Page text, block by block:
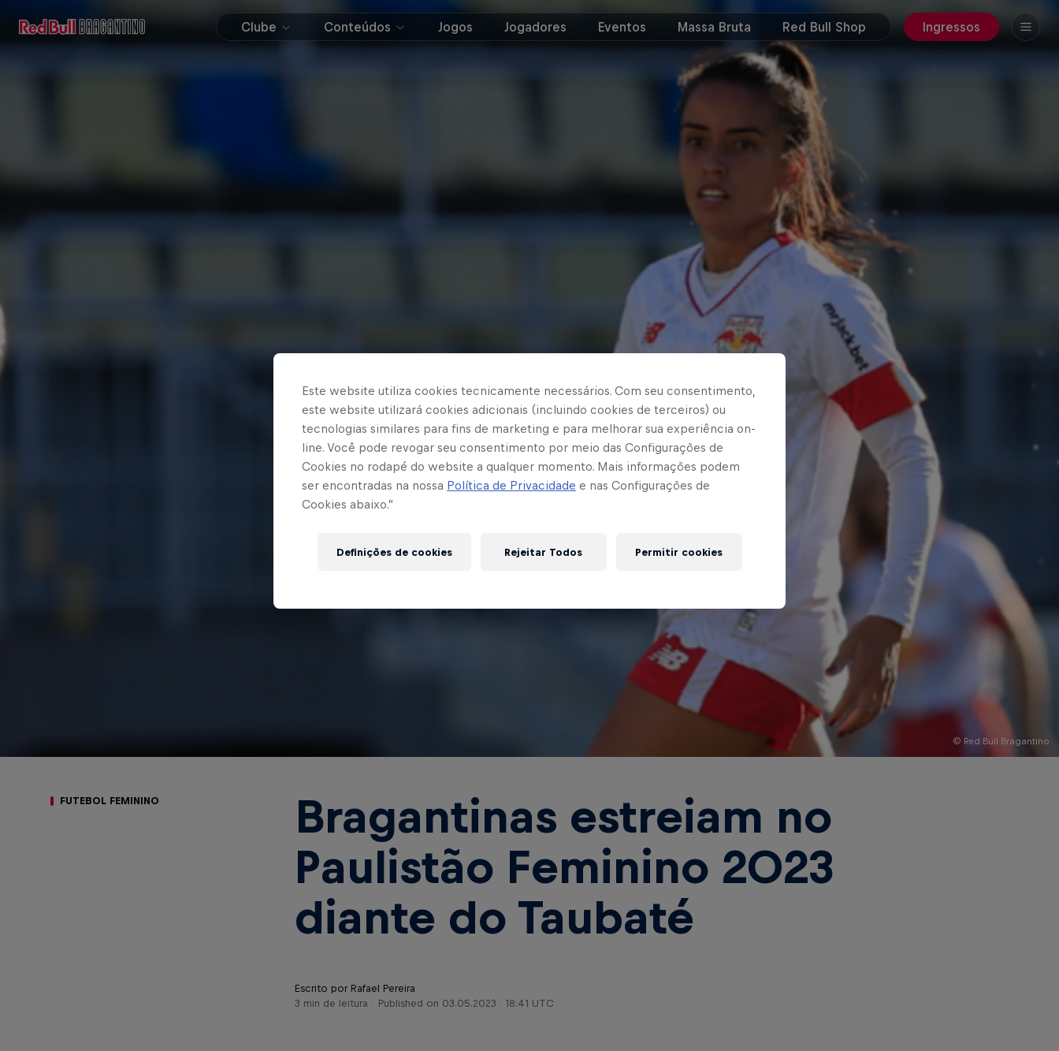
Clube Conteúdos Jogos Jogadores Eventos Massa Bruta Red Bull Shop Ingressos
© Red Bull Bragantino
FUTEBOL FEMININO
Bragantinas estreiam no
Paulistão Feminino 2023
diante do Taubaté
Escrito por Rafael Pereira
3 min de leitura
Published on 03.05.2023 · 18:41 UTC
Este website utiliza cookies tecnicamente necessários. Com seu consentimento,
este website utilizará cookies adicionais (incluindo cookies de terceiros) ou
tecnologias similares para fins de marketing e para melhorar sua experiência on-
line. Você pode revogar seu consentimento por meio das Configurações de
Cookies no rodapé do website a qualquer momento. Mais informações podem
ser encontradas na nossa Política de Privacidade e nas Configurações de
Cookies abaixo.”
Definições de cookies Rejeitar Todos Permitir cookies